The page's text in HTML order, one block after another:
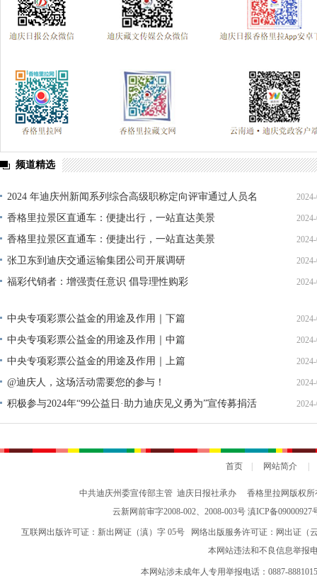
频道精选
2024 年迪庆州新闻系列综合高级职称定向评审通过人员名
单公示
香格里拉景区直通车：便捷出行，一站直达美景
香格里拉景区直通车：便捷出行，一站直达美景
张卫东到迪庆交通运输集团公司开展调研
福彩代销者：增强责任意识 倡导理性购彩
中央专项彩票公益金的用途及作用｜下篇
中央专项彩票公益金的用途及作用｜中篇
中央专项彩票公益金的用途及作用｜上篇
@迪庆人，这场活动需要您的参与！
积极参与2024年“99公益日·助力迪庆见义勇为”宣传募捐活
动倡议书